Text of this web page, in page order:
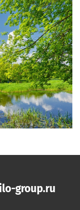
group.ru